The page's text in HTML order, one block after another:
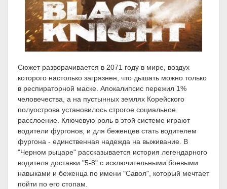
Сюжет разворачивается в 2071 году в мире, воздух
которого настолько загрязнен, что дышать можно только
в респираторной маске. Апокалипсис пережил 1%
человечества, а на пустынных землях Корейского
полуострова установилось строгое социальное
расслоение. Ключевую роль в этой системе играют
водители фургонов, и для беженцев стать водителем
фургона - единственная надежда на выживание. В
"Черном рыцаре" рассказывается история легендарного
водителя доставки "5-8" с исключительными боевыми
навыками и беженца по имени "Савол", который мечтает
пойти по его стопам.